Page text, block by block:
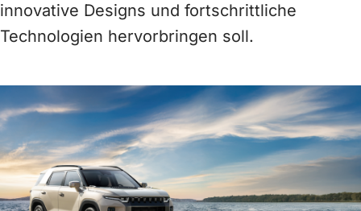
innovative Designs und fortschrittliche
Technologien hervorbringen soll.